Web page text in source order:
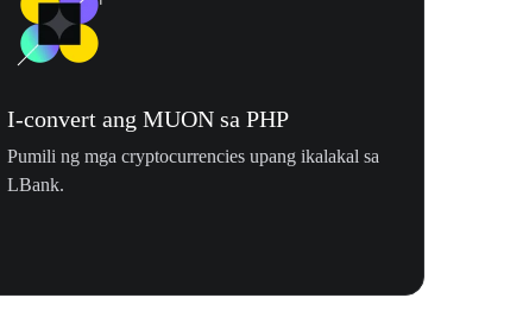
I-convert ang MUON sa PHP
Pumili ng mga cryptocurrencies upang ikalakal sa
LBank.